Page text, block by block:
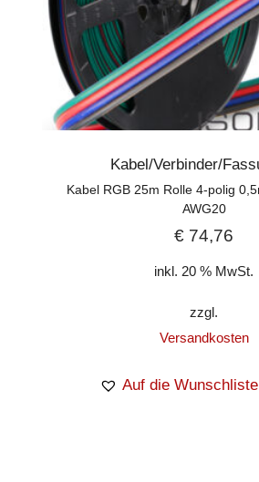
Kabel/Verbinder/
Kabel RGB 25m Rolle 4-polig
AWG20
€ 74,76
inkl. 20 % MwSt.
zzgl.
Versandkosten
Auf die